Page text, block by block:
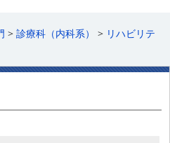
>診療科（内科系） > リハビリテ